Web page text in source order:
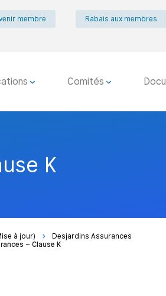
membre
Rabais aux membres
Comités
K
à jour)
Desjardins Assurances
– Clause K